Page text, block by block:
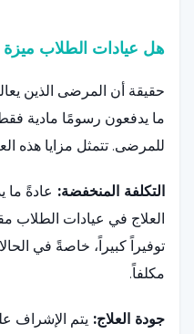
هل عيادات الطلاب
حقيقة أن المرضى الذين
ما يدفعون رسومًا مادية فقط
للمرضى. تتمثل مزايا هذه
التكلفة المنخفضة: عادةً ما
العلاج في عيادات الطلاب
توفيراً كبيراً، خاصةً في
مكلفاً.
جودة العلاج: يتم الإشراف